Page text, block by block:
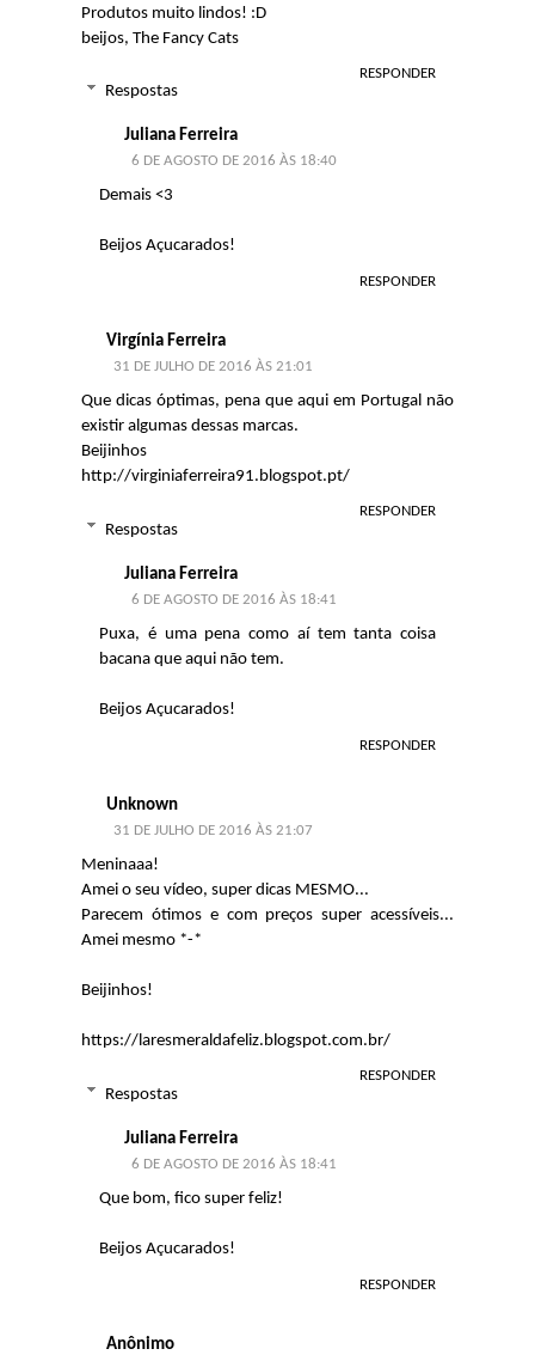
Produtos muito lindos! :D
beijos, The Fancy Cats
RESPONDER
Respostas
Juliana Ferreira
6 DE AGOSTO DE 2016 ÀS 18:40
Demais <3
Beijos Açucarados!
RESPONDER
Virgínia Ferreira
31 DE JULHO DE 2016 ÀS 21:01
Que dicas óptimas, pena que aqui em Portugal não
existir algumas dessas marcas.
Beijinhos
http://virginiaferreira91.blogspot.pt/
RESPONDER
Respostas
Juliana Ferreira
6 DE AGOSTO DE 2016 ÀS 18:41
Puxa, é uma pena como aí tem tanta coisa
bacana que aqui não tem.
Beijos Açucarados!
RESPONDER
Unknown
31 DE JULHO DE 2016 ÀS 21:07
Meninaaa!
Amei o seu vídeo, super dicas MESMO...
Parecem ótimos e com preços super acessíveis...
Amei mesmo *-*
Beijinhos!
https://laresmeraldafeliz.blogspot.com.br/
RESPONDER
Respostas
Juliana Ferreira
6 DE AGOSTO DE 2016 ÀS 18:41
Que bom, fico super feliz!
Beijos Açucarados!
RESPONDER
Anônimo